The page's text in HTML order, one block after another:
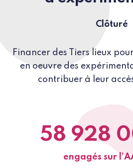
Clôturé
Financer des Tiers lieux
en oeuvre des
contribuer à leur
58 928
engagés sur